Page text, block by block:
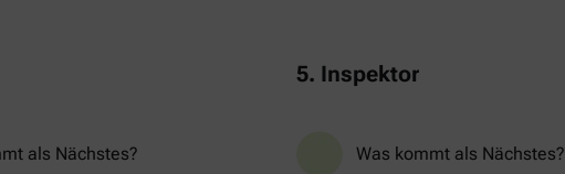
als Nächstes?
5. Inspektor
Was kommt als Nächstes?